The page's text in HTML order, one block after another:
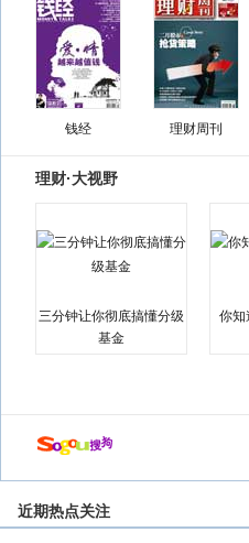
钱经 理财周刊
理财·大视野
三分钟让你彻底搞懂分级
基金
你知
近期热点关注